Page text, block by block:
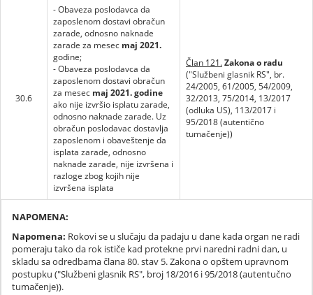
30.6
- Obaveza poslodavca da
zaposlenom dostavi obračun
zarade, odnosno naknade
zarade za mesec maj 2021.
godine;
- Obaveza poslodavca da
zaposlenom dostavi obračun
za mesec maj 2021. godine
ako nije izvršio isplatu zarade,
odnosno naknade zarade. Uz
obračun poslodavac dostavlja
zaposlenom i obaveštenje da
isplata zarade, odnosno
naknade zarade, nije izvršena i
razloge zbog kojih nije
izvršena isplata
Član 121.Zakona o radu
("Službeni glasnik RS", br.
24/2005, 61/2005, 54/2009,
32/2013, 75/2014, 13/2017
(odluka US), 113/2017 i
95/2018 (autentično
tumačenje))
NAPOMENA:
Napomena: Rokovi se u slučaju da padaju u dane kada organ ne radi
pomeraju tako da rok ističe kad protekne prvi naredni radni dan, u
skladu sa odredbama člana 80. stav 5. Zakona o opštem upravnom
postupku ("Službeni glasnik RS", broj 18/2016 i 95/2018 (autentučno
tumačenje)).